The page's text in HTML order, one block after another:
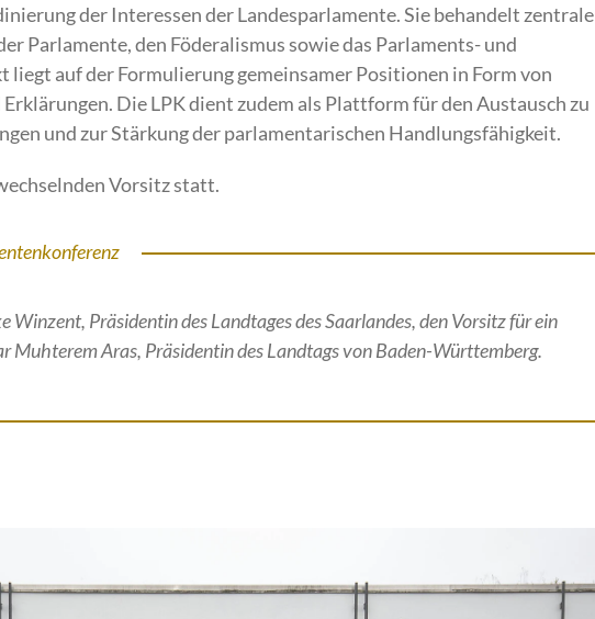
der Interessen der Landesparlamente. Sie behandelt zentrale
Parlamente, den Föderalismus sowie das Parlaments- und
auf der Formulierung gemeinsamer Positionen in Form von
Die LPK dient zudem als Plattform für den Austausch zu
und zur Stärkung der parlamentarischen Handlungsfähigkeit.
Vorsitz statt.
Winzent, Präsidentin des Landtages des Saarlandes, den Vorsitz für ein
Muhterem Aras, Präsidentin des Landtags von Baden-Württemberg.